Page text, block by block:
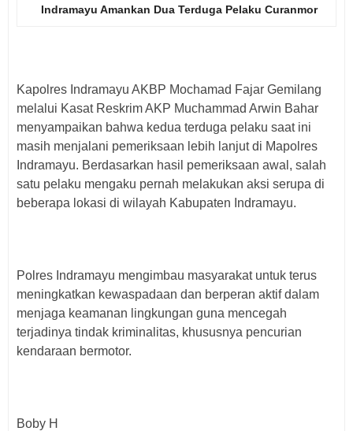
Indramayu Amankan Dua Terduga Pelaku Curanmor
Kapolres Indramayu AKBP Mochamad Fajar Gemilang
melalui Kasat Reskrim AKP Muchammad Arwin Bahar
menyampaikan bahwa kedua terduga pelaku saat ini
masih menjalani pemeriksaan lebih lanjut di Mapolres
Indramayu. Berdasarkan hasil pemeriksaan awal, salah
satu pelaku mengaku pernah melakukan aksi serupa di
beberapa lokasi di wilayah Kabupaten Indramayu.
Polres Indramayu mengimbau masyarakat untuk terus
meningkatkan kewaspadaan dan berperan aktif dalam
menjaga keamanan lingkungan guna mencegah
terjadinya tindak kriminalitas, khususnya pencurian
kendaraan bermotor.
Boby H